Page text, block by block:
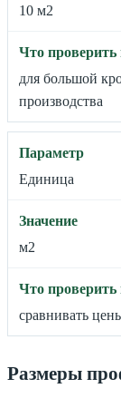
10 м2
для большой
производства
Единица
м2
сравнивать
Размеры